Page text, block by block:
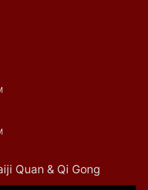
Quan & Qi Gong